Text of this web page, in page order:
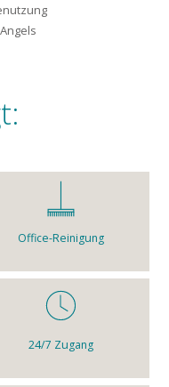
Office-Reinigung
24/7 Zugang